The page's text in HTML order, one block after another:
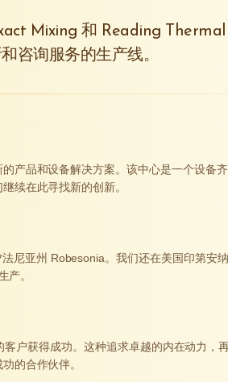
Mixing 和 Reading
咨询服务的生产线。
产品和设备解决方案。该中心是一个设备
续在此寻找新的创新。
尼亚州 Robesonia。我们还在美国印第安
产。
户获得成功。这种追求卓越的内在动力，
的合作伙伴。